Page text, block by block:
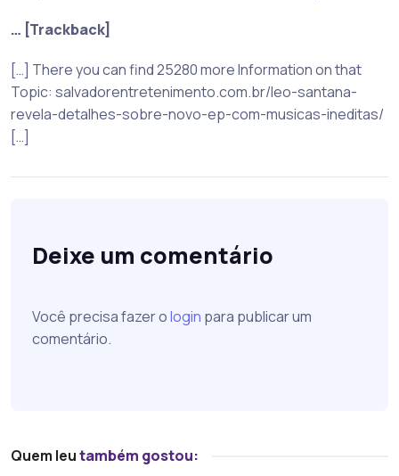
… [Trackback]
[…] There you can find 25280 more Information on that
Topic: salvadorentretenimento.com.br/leo-santana-
revela-detalhes-sobre-novo-ep-com-musicas-ineditas/
[…]
Deixe um comentário
Você precisa fazer ologin para publicar um
comentário.
Quem leutambém gostou: